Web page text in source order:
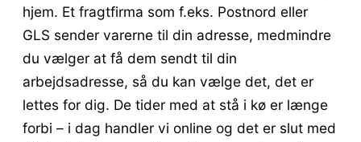
hjem. Et fragtfirma som f.eks. Postnord eller
GLS sender varerne til din adresse, medmindre
du vælger at få dem sendt til din
arbejdsadresse, så du kan vælge det, det er
lettes for dig. De tider med at stå i kø er længe
forbi – i dag handler vi online og det er slut med